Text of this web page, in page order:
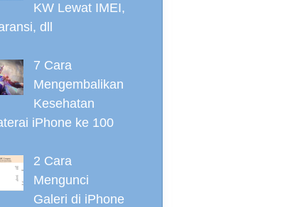
KW Lewat IMEI,
dll
7 Cara
Mengembalikan
Kesehatan
iPhone ke 100
2 Cara
Mengunci
Galeri di iPhone